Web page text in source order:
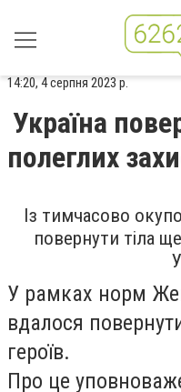
14:20, 4 серпня 2023 р.
Україна
полеглих
Із тимчасово
повернути тіла
У рамках норм
вдалося
героїв.
Про це